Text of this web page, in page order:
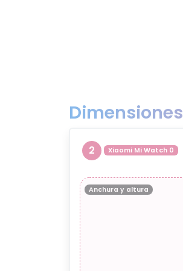
Dimensiones
2 Xiaomi Mi Watch 0
Anchura y altura